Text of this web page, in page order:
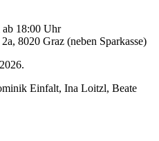
ab 18:00 Uhr
8020 Graz (neben Sparkasse)
Einfalt, Ina Loitzl, Beate